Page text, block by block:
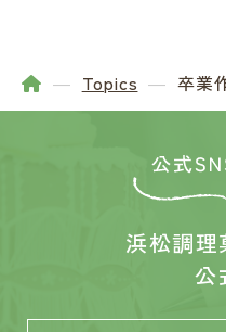
Topics 卒業
浜松調理
公